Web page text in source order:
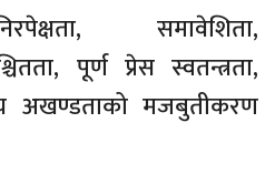
समावेशिता,
पूर्ण प्रेस स्वतन्त्रता,
अखण्डताको मजबुतीकरण